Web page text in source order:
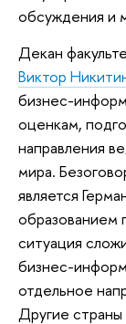
обсуждения и
Декан
Виктор
бизнес-
оценкам,
направления
мира.
является
образованием
ситуация
бизнес-
отдельное
Другие страны